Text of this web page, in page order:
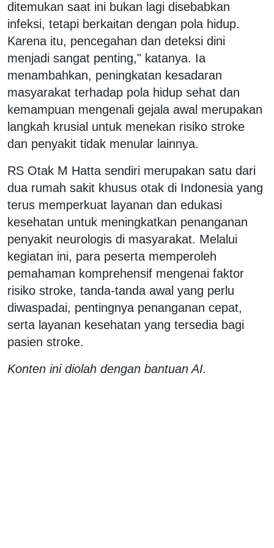
ditemukan saat ini bukan lagi disebabkan
infeksi, tetapi berkaitan dengan pola hidup.
Karena itu, pencegahan dan deteksi dini
menjadi sangat penting," katanya. Ia
menambahkan, peningkatan kesadaran
masyarakat terhadap pola hidup sehat dan
kemampuan mengenali gejala awal merupakan
langkah krusial untuk menekan risiko stroke
dan penyakit tidak menular lainnya.
RS Otak M Hatta sendiri merupakan satu dari
dua rumah sakit khusus otak di Indonesia yang
terus memperkuat layanan dan edukasi
kesehatan untuk meningkatkan penanganan
penyakit neurologis di masyarakat. Melalui
kegiatan ini, para peserta memperoleh
pemahaman komprehensif mengenai faktor
risiko stroke, tanda-tanda awal yang perlu
diwaspadai, pentingnya penanganan cepat,
serta layanan kesehatan yang tersedia bagi
pasien stroke.
Konten ini diolah dengan bantuan AI.